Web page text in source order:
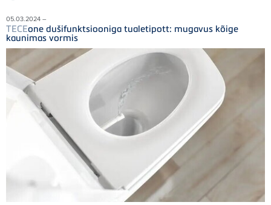
05.03.2024 –
TECEone dušifunktsiooniga tualetipott: mugavus kõige
kaunimas vormis